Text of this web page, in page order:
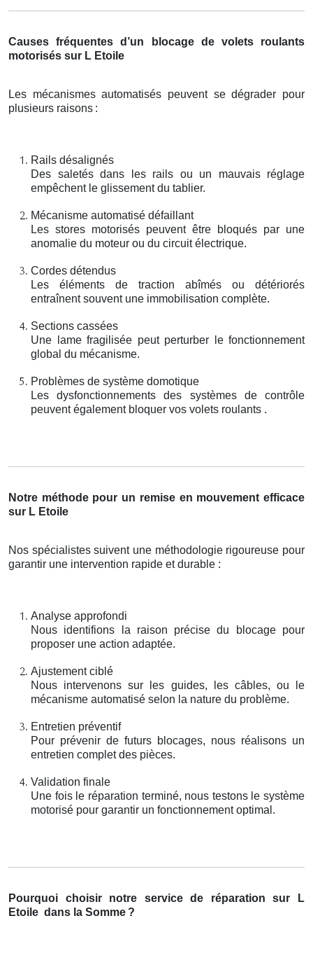
Causes fréquentes d’un blocage de volets roulants
motorisés sur L Etoile
Les mécanismes automatisés peuvent se dégrader pour
plusieurs raisons :
Rails désalignés
Des saletés dans les rails ou un mauvais réglage
empêchent le glissement du tablier.
Mécanisme automatisé défaillant
Les stores motorisés peuvent être bloqués par une
anomalie du moteur ou du circuit électrique.
Cordes détendus
Les éléments de traction abîmés ou détériorés
entraînent souvent une immobilisation complète.
Sections cassées
Une lame fragilisée peut perturber le fonctionnement
global du mécanisme.
Problèmes de système domotique
Les dysfonctionnements des systèmes de contrôle
peuvent également bloquer vos volets roulants .
Notre méthode pour un remise en mouvement efficace
sur L Etoile
Nos spécialistes suivent une méthodologie rigoureuse pour
garantir une intervention rapide et durable :
Analyse approfondi
Nous identifions la raison précise du blocage pour
proposer une action adaptée.
Ajustement ciblé
Nous intervenons sur les guides, les câbles, ou le
mécanisme automatisé selon la nature du problème.
Entretien préventif
Pour prévenir de futurs blocages, nous réalisons un
entretien complet des pièces.
Validation finale
Une fois le réparation terminé, nous testons le système
motorisé pour garantir un fonctionnement optimal.
Pourquoi choisir notre service de réparation sur L
Etoile dans la Somme ?